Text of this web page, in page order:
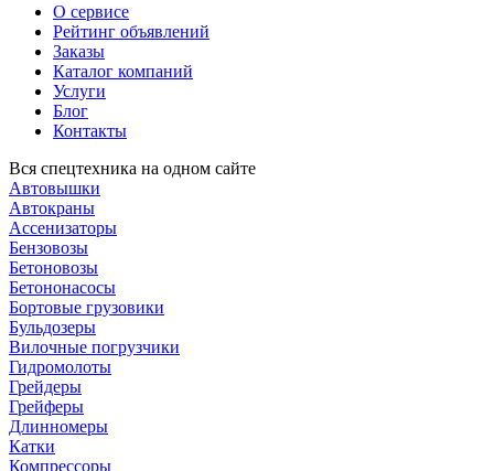
О сервисе
Рейтинг объявлений
Заказы
Каталог компаний
Услуги
Блог
Контакты
Вся спецтехника на одном сайте
Автовышки
Автокраны
Ассенизаторы
Бензовозы
Бетоновозы
Бетононасосы
Бортовые грузовики
Бульдозеры
Вилочные погрузчики
Гидромолоты
Грейдеры
Грейферы
Длинномеры
Катки
Компрессоры